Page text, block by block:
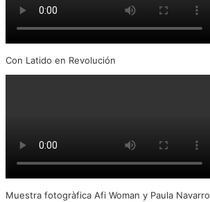
Con Latido en Revolución
Muestra fotogràfica Afi Woman y Paula Navarro